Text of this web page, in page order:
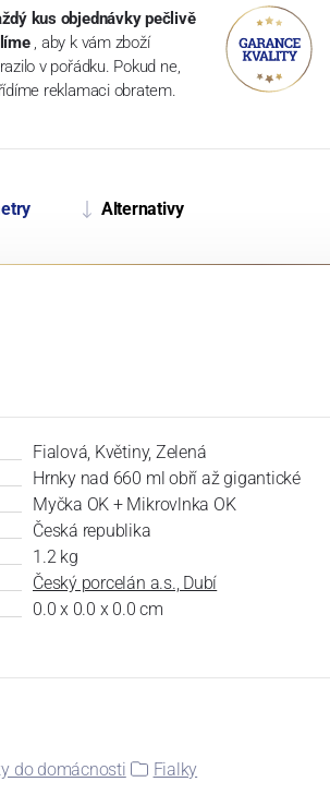
kus objednávky pečlivě
, aby k vám zboží
v pořádku. Pokud ne,
reklamaci obratem.
Alternativy
Fialová, Květiny, Zelená
Hrnky nad 660 ml obří až gigantické
Myčka OK + Mikrovlnka OK
Česká republika
1.2 kg
Český porcelán a.s., Dubí
0.0 x 0.0 x 0.0 cm
do domácnosti Fialky